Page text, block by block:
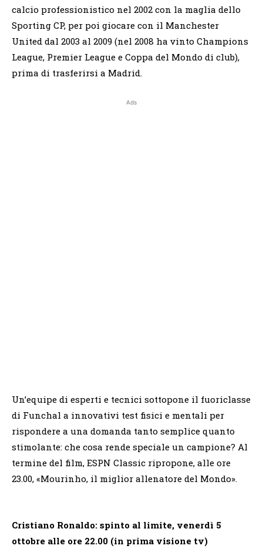
calcio professionistico nel 2002 con la maglia dello
Sporting CP, per poi giocare con il Manchester
United dal 2003 al 2009 (nel 2008 ha vinto Champions
League, Premier League e Coppa del Mondo di club),
prima di trasferirsi a Madrid.
Ads
Un’equipe di esperti e tecnici sottopone il fuoriclasse
di Funchal a innovativi test fisici e mentali per
rispondere a una domanda tanto semplice quanto
stimolante: che cosa rende speciale un campione? Al
termine del film, ESPN Classic ripropone, alle ore
23.00, «Mourinho, il miglior allenatore del Mondo».
Cristiano Ronaldo: spinto al limite, venerdì 5
ottobre alle ore 22.00 (in prima visione tv)